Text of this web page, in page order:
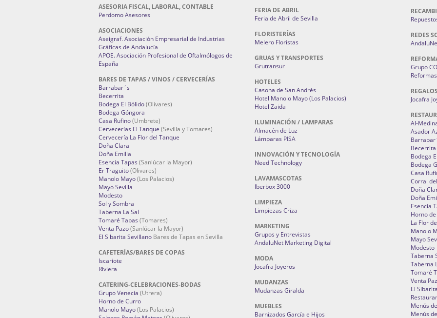
ASESORIA FISCAL, LABORAL, CONTABLE
Perdomo Asesores
ASOCIACIONES
Aseigraf. Asociación Empresarial de Industrias
Gráficas de Andalucía
APOE. Asociación Profesional de Oftalmólogos de
España
BARES DE TAPAS / VINOS / CERVECERÍAS
Barrabar´s
Becerrita
Bodega El Bólido(Olivares)
Bodega Góngora
Casa Rufino(Umbrete)
Cervecerías El Tanque (Sevilla y Tomares)
Cervecería La Flor del Tanque
Doña Clara
Doña Emilia
Esencia Tapas (Sanlúcar la Mayor)
Er Traguito(Olivares)
Manolo Mayo(Los Palacios)
Mayo Sevilla
Modesto
Sol y Sombra
Taberna La Sal
Tomaré Tapas (Tomares)
Venta Pazo(Sanlúcar la Mayor)
El Sibarita Sevillano Bares de Tapas en Sevilla
CAFETERÍAS/BARES DE COPAS
Iscariote
Riviera
CATERING-CELEBRACIONES-BODAS
Grupo Venecia (Utrera)
Horno de Curro
Manolo Mayo(Los Palacios)
FERIA DE ABRIL
Feria de Abril de Sevilla
FLORISTERÍAS
Melero Floristas
GRUAS Y TRANSPORTES
Grutransur
HOTELES
Casona de San Andrés
Hotel Manolo Mayo (Los Palacios)
Hotel Zaida
ILUMINACIÓN / LAMPARAS
Almacén de Luz
Lámparas PISA
INNOVACIÓN Y TECNOLOGÍA
Need Technology
LAVAMASCOTAS
Iberbox 3000
LIMPIEZA
Limpiezas Criza
MARKETING
Grupos y Entrevistas
AndaluNet Marketing Digital
MODA
Jocafra Joyeros
MUDANZAS
Mudanzas Giralda
MUEBLES
Barnizados García e Hijos
REDES
Grupo
Jocafra
Al-
Asador
Becerrita
Bodega
Bodega
Casa
Corral
Doña
Doña
Esencia
Horno
La Flor
Manolo
Mayo
Modesto
Taberna
Taberna
Tomaré
Venta
El
Menús
Menús